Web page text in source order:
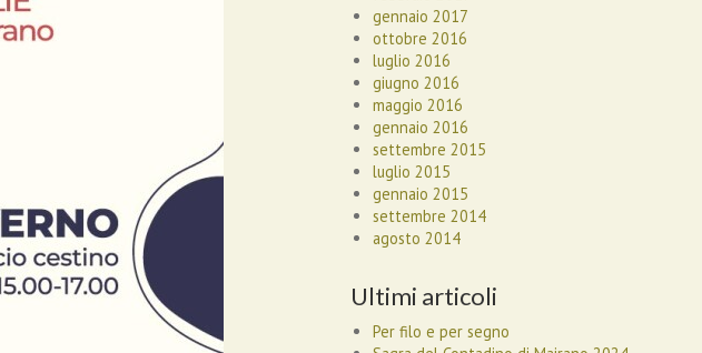
gennaio 2017
ottobre 2016
luglio 2016
giugno 2016
maggio 2016
gennaio 2016
settembre 2015
luglio 2015
gennaio 2015
settembre 2014
agosto 2014
Ultimi articoli
Per filo e per segno